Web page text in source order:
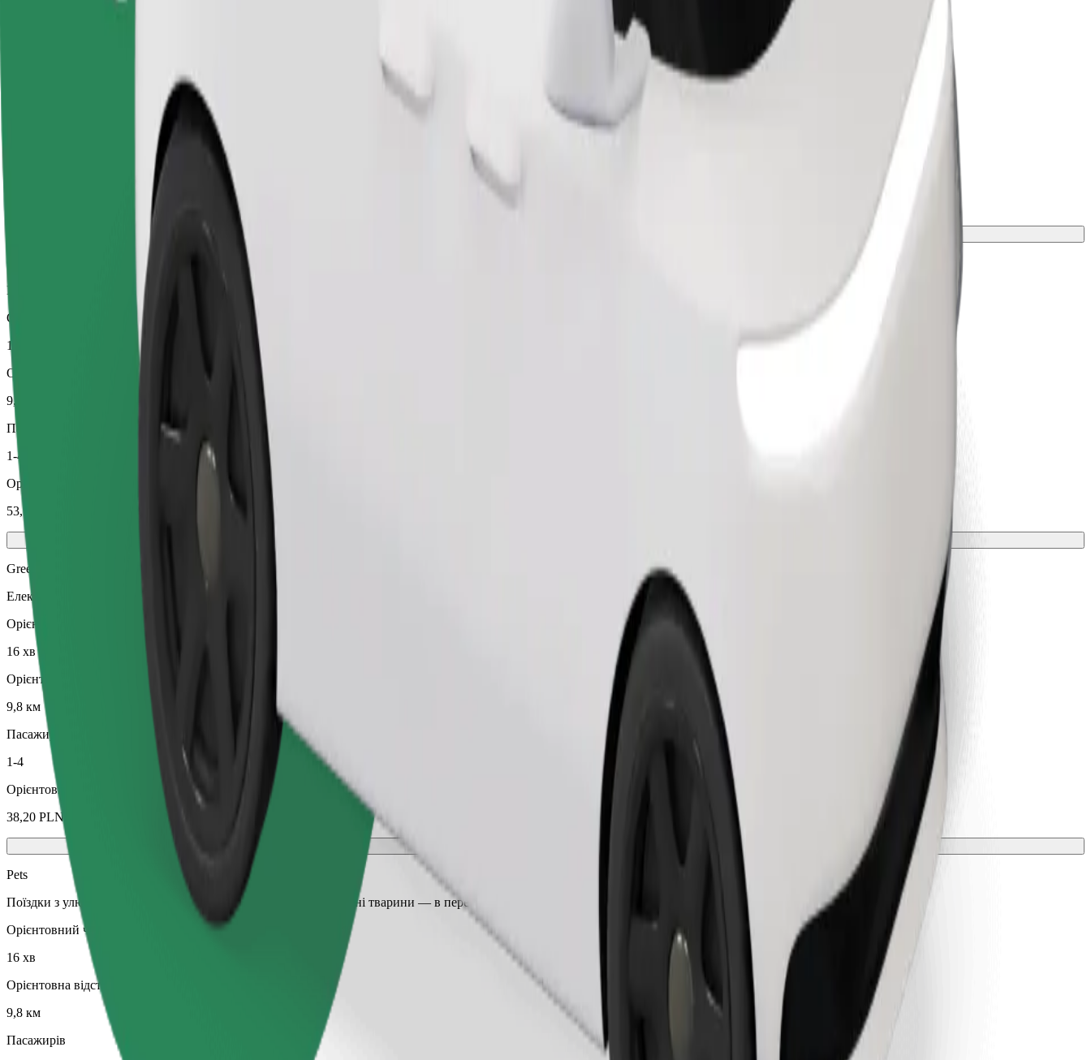
Просторі поїздки з більшим простором для ніг та місцем для зберігання речей
Орієнтовний час поїздки
16 хв
Орієнтовна відстань
9,8 км
Пасажирів
1-4
Орієнтовна вартість
53,70 PLN
Green
Електричні та гібридні авто
Орієнтовний час поїздки
16 хв
Орієнтовна відстань
9,8 км
Пасажирів
1-4
Орієнтовна вартість
38,20 PLN
Pets
Поїздки з улюбленцем. Собаки мають бути в наморднику, дрібні тварини — в переноску, а сидіння захищені ковдрою або підстилкою.
Орієнтовний час поїздки
16 хв
Орієнтовна відстань
9,8 км
Пасажирів